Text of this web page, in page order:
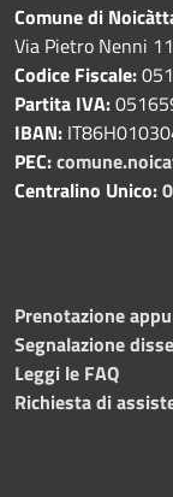
Comune di
Via Pietro Nenni
Codice Fiscale:
Partita IVA:
IBAN:
PEC:
Centralino Unico:
Prenotazione
Segnalazione
Leggi le FAQ
Richiesta di